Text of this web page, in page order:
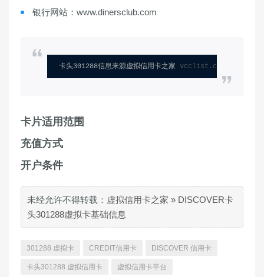
银行网站：www.dinersclub.com
卡头301288信息来源虚拟信用卡之家 vcclist.com
卡片适用范围
充值方式
开户条件
未经允许不得转载： 虚拟信用卡之家 » DISCOVER卡
头301288虚拟卡基础信息
301288 虚拟卡 CREDIT信用卡 DISCOVER 信用卡
卡头301288 虚拟信用卡 虚拟信用卡平台